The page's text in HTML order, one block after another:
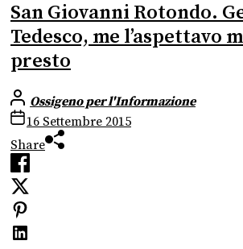
San Giovanni Rotondo.
Tedesco, me l’aspettavo
presto
Ossigeno per l'Informazione
16 Settembre 2015
Share